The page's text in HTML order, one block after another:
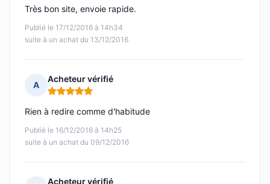
Publié le 17/12/2016 à 14h34
suite à un achat du 13/12/2016
Très bon site, envoie rapide.
A
Acheteur vérifié
Note : 5 sur 5
Publié le 16/12/2016 à 14h25
suite à un achat du 09/12/2016
Rien à redire comme d'habitude
Acheteur vérifié